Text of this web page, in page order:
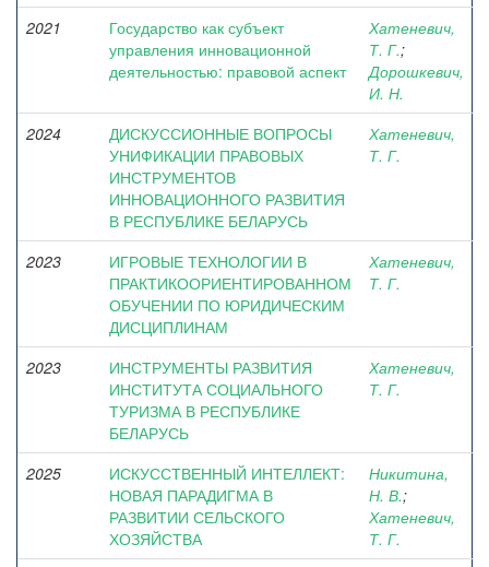
2021
Государство как субъект
управления инновационной
деятельностью: правовой аспект
Хатеневич,
Т. Г.;
Дорошкевич,
И. Н.
2024
ДИСКУССИОННЫЕ ВОПРОСЫ
УНИФИКАЦИИ ПРАВОВЫХ
ИНСТРУМЕНТОВ
ИННОВАЦИОННОГО РАЗВИТИЯ
В РЕСПУБЛИКЕ БЕЛАРУСЬ
Хатеневич,
Т. Г.
2023
ИГРОВЫЕ ТЕХНОЛОГИИ В
ПРАКТИКООРИЕНТИРОВАННОМ
ОБУЧЕНИИ ПО ЮРИДИЧЕСКИМ
ДИСЦИПЛИНАМ
Хатеневич,
Т. Г.
2023
ИНСТРУМЕНТЫ РАЗВИТИЯ
ИНСТИТУТА СОЦИАЛЬНОГО
ТУРИЗМА В РЕСПУБЛИКЕ
БЕЛАРУСЬ
Хатеневич,
Т. Г.
2025
ИСКУССТВЕННЫЙ ИНТЕЛЛЕКТ:
НОВАЯ ПАРАДИГМА В
РАЗВИТИИ СЕЛЬСКОГО
ХОЗЯЙСТВА
Никитина,
Н. В.;
Хатеневич,
Т. Г.